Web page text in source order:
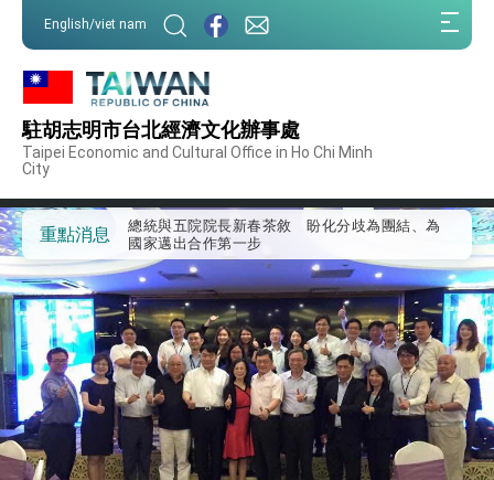
English/viet nam
駐胡志明市台北經濟文化辦事處
Taipei Economic and Cultural Office in Ho Chi Minh
City
重點消息
事處」，進一步深化台美交流合作
第一屆亞太在宅醫療大會開幕 總統盼分享臺灣
外交部發布WHA文宣影片「台灣醫療點亮世界」
及「台灣智慧醫療與健康產業展」預告短片，向
世界展現台灣守護全球健康的創新能量
總統出訪史瓦帝尼返國談話 強調臺灣人有權利
走向世界 盼與理念相近國家共同維護國際秩序
訪問
總統與五院院長新春茶敘 盼化分歧為團結、為
國家邁出合作第一步
總統農曆春節談話
台美貿易協議完成簽署達成6大目標、創5大歷史
性突破 總統強調將以3大面向加速臺灣經濟轉型
升級 籲請立院全力支持並盡速通過
臺美簽署「對等貿易協定」確立對等關稅15%且不
疊加 我輸美2072項產品豁免對等關稅
總統接受「法新社」（AFP）專訪內容
外交部長林佳龍於《外交事務》撰文指出：自由
世界 需要台灣，團結合作方能守護繁榮